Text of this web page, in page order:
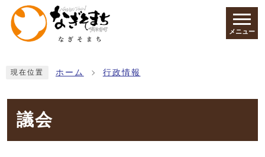
ページの先頭です
メニュー
現在位置 ホーム 行政情報
議会